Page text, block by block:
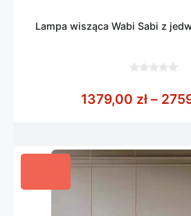
Lampa wisząca Wabi Sabi z
5
1379,00 zł –